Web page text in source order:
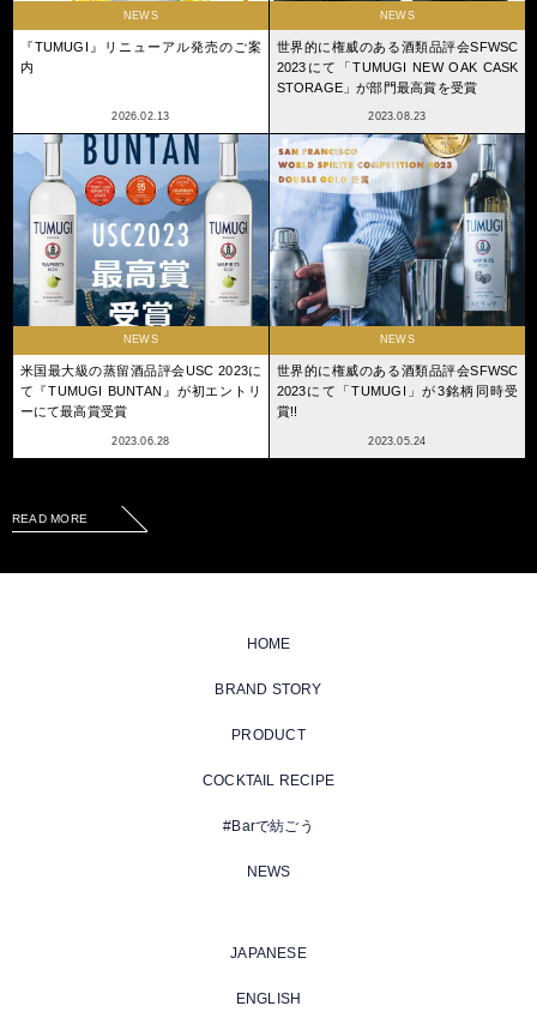
NEWS
『TUMUGI』リニューアル発売のご案
内
2026.02.13
NEWS
世界的に権威のある酒類品評会SFWSC
2023にて「TUMUGI NEW OAK CASK
STORAGE」が部門最高賞を受賞
2023.08.23
NEWS
米国最大級の蒸留酒品評会USC 2023に
て『TUMUGI BUNTAN』が初エントリ
ーにて最高賞受賞
2023.06.28
NEWS
世界的に権威のある酒類品評会SFWSC
2023にて「TUMUGI」が3銘柄同時受
賞!!
2023.05.24
READ MORE
HOME
BRAND STORY
PRODUCT
COCKTAIL RECIPE
#Barで紡ごう
NEWS
JAPANESE
ENGLISH